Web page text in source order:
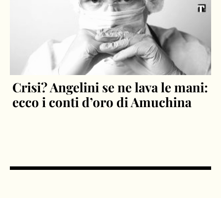
Crisi? Angelini se ne lava le mani:
ecco i conti d’oro di Amuchina